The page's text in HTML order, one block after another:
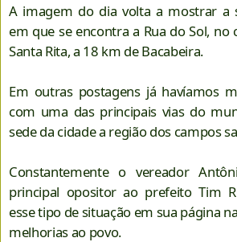
A imagem do dia volta a mostrar a
em que se encontra a Rua do Sol, no
Santa Rita, a 18 km de Bacabeira.
Em outras postagens já havíamos
com uma das principais vias do
sede da cidade a região dos campos
Constantemente o vereador
principal opositor ao prefeito Tim
esse tipo de situação em sua página
melhorias ao povo.